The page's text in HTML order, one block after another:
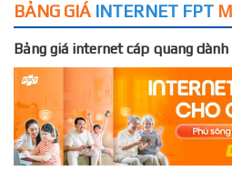
BẢNG GIÁ INTERNET FPT
Bảng giá internet cáp quang